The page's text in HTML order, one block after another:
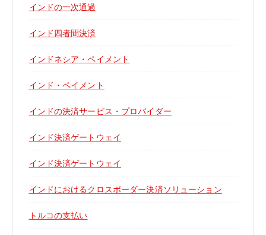
インドの一次通過
インド四者間決済
インドネシア・ペイメント
インド・ペイメント
インドの決済サービス・プロバイダー
インド決済ゲートウェイ
インド決済ゲートウェイ
インドにおけるクロスボーダー決済ソリューション
トルコの支払い